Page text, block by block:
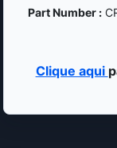
Part Number :
Clique aqui